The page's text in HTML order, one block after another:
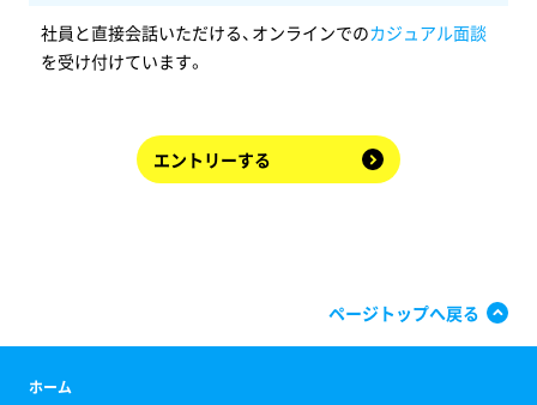
社員と直接会話いただける、オンラインでのカジュアル面談
を受け付けています。
エントリーする
ページトップへ戻る
ホーム